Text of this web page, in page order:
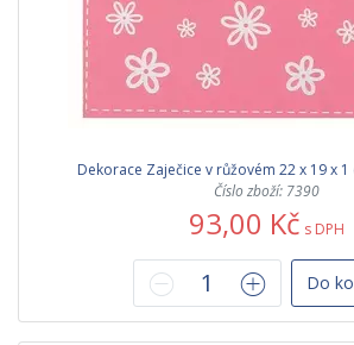
Dekorace Zaječice v růžovém 22 x 19 x
Číslo zboží: 7390
93,00 Kč s DPH
Do